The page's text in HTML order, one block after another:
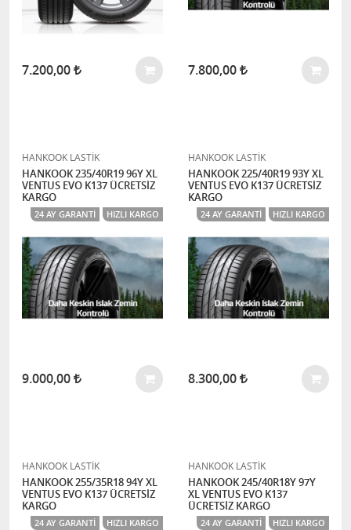
7.200,00 7.800,00
HANKOOK LASTİK
HANKOOK 235/40R19 96Y XL
VENTUS EVO K137 ÜCRETSİZ
KARGO
24 AY GARANTI HIZLI KARGO
9.000,00
HANKOOK LASTİK
HANKOOK 225/40R19 93Y XL
VENTUS EVO K137 ÜCRETSİZ
KARGO
24 AY GARANTI HIZLI KARGO
8.300,00
HANKOOK LASTİK
HANKOOK 255/35R18 94Y XL
VENTUS EVO K137 ÜCRETSİZ
KARGO
24 AY GARANTI HIZLI KARGO
HANKOOK LASTİK
HANKOOK 245/40R18Y 97Y
XL VENTUS EVO K137
ÜCRETSİZ KARGO
24 AY GARANTI HIZLI KARGO